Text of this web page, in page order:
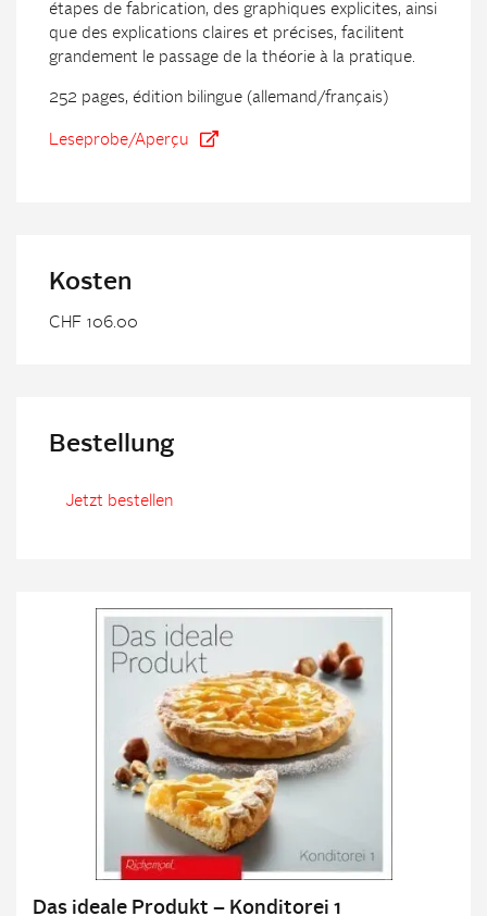
étapes de fabrication, des graphiques explicites, ainsi
que des explications claires et précises, facilitent
grandement le passage de la théorie à la pratique.
252 pages, édition bilingue (allemand/français)
Leseprobe/Aperçu
Kosten
CHF 106.00
Bestellung
Jetzt bestellen
Das ideale Produkt – Konditorei 1